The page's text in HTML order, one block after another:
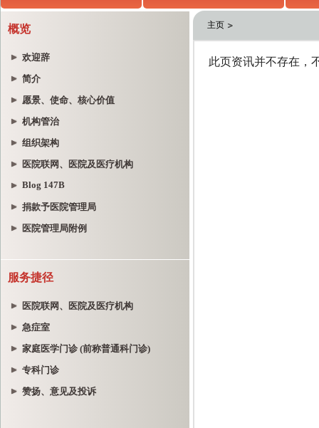
概览
欢迎辞
简介
愿景、使命、核心价值
机构管治
组织架构
医院联网、医院及医疗机构
Blog 147B
捐款予医院管理局
医院管理局附例
服务捷径
医院联网、医院及医疗机构
急症室
家庭医学门诊 (前称普通科门诊)
专科门诊
赞扬、意见及投诉
主页